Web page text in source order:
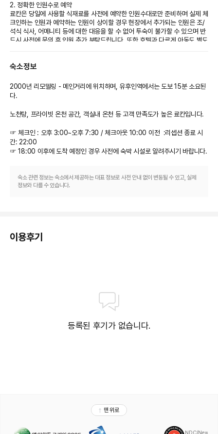
2. 정확한 인원수로 예약
료칸은 당일에 사용할 식재료를 사전에 예약한 인원수대로만 준비하며 실제 체
크인하는 인원과 예약하는 인원이 상이할 경우 현장에서 추가되는 인원은 조/
석식 식사, 어메니티 등에 대한 대응을 할 수 없어 투숙이 불가할 수 있으며 반
드시 사전에 문의 후 인원 추가 부탁드립니다. 또한 호텔과 다르게 아동도 별도
숙소정보
2000년 리모델링 - 메인거리에 위치하며, 유후인역에서는 도보 15분 소요된
다.
노천탕, 프라이빗 온천 공간, 객실내 온천 등 고객 만족도가 높은 료칸입니다.
☞ 체크인 : 오후 3:00~오후 7:30 / 체크아웃 10:00 이전  :리셉션 종료 시
간: 22:00
숙소 관련 정보는 숙소에서 제공하는 대표 정보로 사전 안내 없이 변동될 수 있고, 실제
정보와 다를 수 있습니다.
이용후기
등록된 후기가 없습니다.